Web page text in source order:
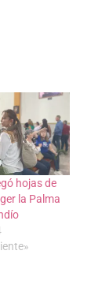
hojas de
la Palma